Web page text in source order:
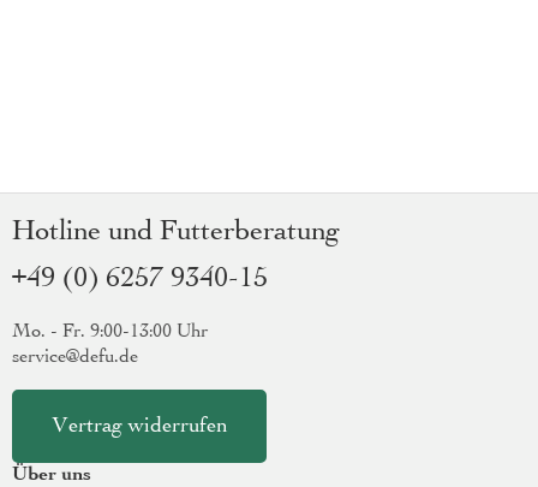
Hotline und Futterberatung
+49 (0) 6257 9340-15
Mo. - Fr. 9:00-13:00 Uhr
service@defu.de
Vertrag widerrufen
Über uns